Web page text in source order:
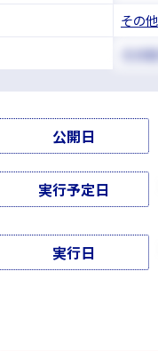
その
その
公開日
実行予定日
実行日